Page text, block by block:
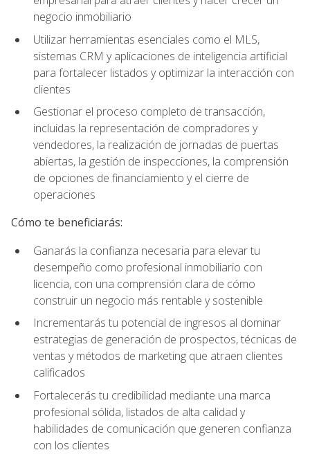
negocio inmobiliario
Utilizar herramientas esenciales como el MLS,
sistemas CRM y aplicaciones de inteligencia artificial
para fortalecer listados y optimizar la interacción con
clientes
Gestionar el proceso completo de transacción,
incluidas la representación de compradores y
vendedores, la realización de jornadas de puertas
abiertas, la gestión de inspecciones, la comprensión
de opciones de financiamiento y el cierre de
operaciones
Cómo te beneficiarás:
Ganarás la confianza necesaria para elevar tu
desempeño como profesional inmobiliario con
licencia, con una comprensión clara de cómo
construir un negocio más rentable y sostenible
Incrementarás tu potencial de ingresos al dominar
estrategias de generación de prospectos, técnicas de
ventas y métodos de marketing que atraen clientes
calificados
Fortalecerás tu credibilidad mediante una marca
profesional sólida, listados de alta calidad y
habilidades de comunicación que generen confianza
con los clientes